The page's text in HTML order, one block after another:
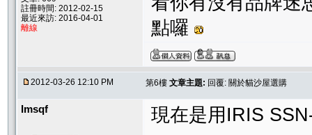
註冊時間: 2012-02-15
最近來訪: 2016-04-01
離線
點囉
2012-03-26 12:10 PM 第6樓 文章主題: 回覆: 關於貓沙屋選購
Imsqf 現在是用IRIS